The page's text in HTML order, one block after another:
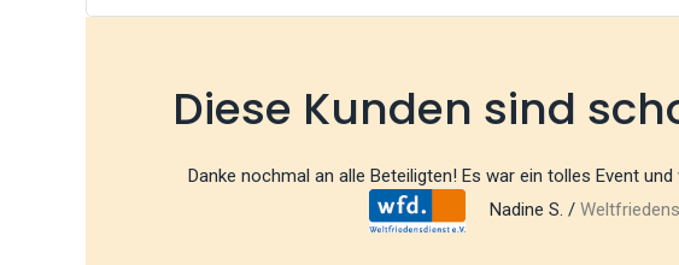
Diese Kunden sind
Danke nochmal an alle Beteiligten! Es war ein tolles Event
Nadine S. /